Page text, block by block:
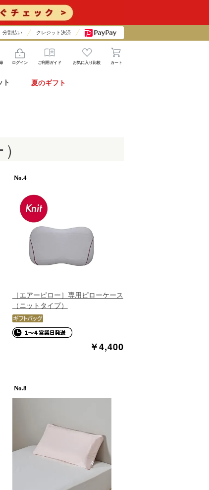
分割払い クレジット決済
ログイン ご利用ガイド お気に入り比較 カート
ト 夏のギフト
4
［エアーピロー］専用ピローケース
（ニットタイプ）
￥4,400
8